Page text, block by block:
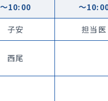
〜10:00
〜
子安 担当医
西尾